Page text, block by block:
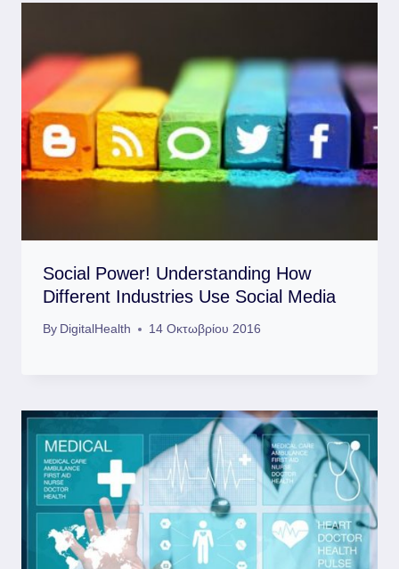
Social Power! Understanding How
Different Industries Use Social Media
By DigitalHealth 14 Οκτωβρίου 2016